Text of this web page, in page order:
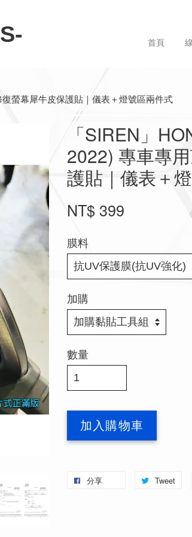
首頁
復螢幕犀牛皮保護貼｜儀表＋燈號區兩件式
「SIREN」
2022) 專車專
護貼｜儀表＋
NT$ 399
膜料
加購
數量
加入購物車
分享 Tweet